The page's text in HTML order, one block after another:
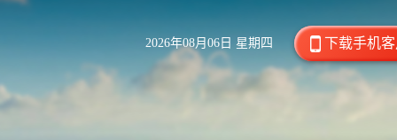
2026年08月06日 星期四 下载手机